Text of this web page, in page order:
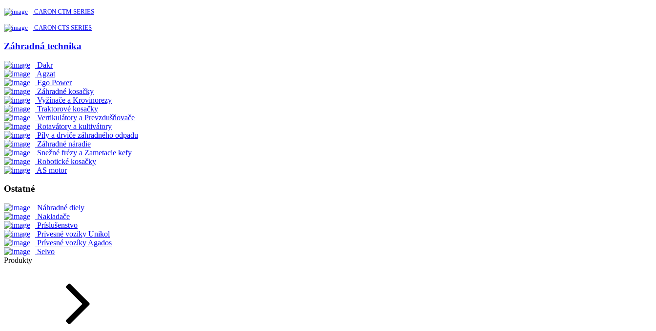
CARON CTM SERIES
CARON CTS SERIES
Záhradná technika
Dakr
Agzat
Ego Power
Záhradné kosačky
Vyžínače a Krovinorezy
Traktorové kosačky
Vertikulátory a Prevzdušňovače
Rotavátory a kultivátory
Píly a drviče záhradného odpadu
Záhradné náradie
Snežné frézy a Zametacie kefy
Robotické kosačky
AS motor
Ostatné
Náhradné diely
Nakladače
Príslušenstvo
Prívesné vozíky Unikol
Prívesné vozíky Agados
Selvo
Produkty